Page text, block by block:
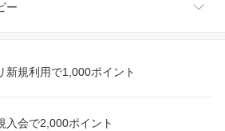
セサリー
器
・収納
ー
新規利用で1,000ポイント
入会で2,000ポイント